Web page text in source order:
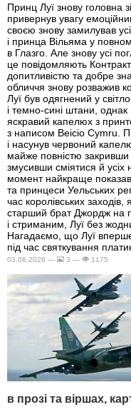
Принц Луї знову головна
привернув увагу
своєю знову замилував
і принца Вільяма у
в Глазго. Але знову усі
це повідомляють
допитливістю та добре
обличчя знову розважив
Луї був одягнений у
і темно-сині штани,
яскравий капелюх з
з написом Beicio Cymru.
і насунув червоний
майже повністю закривши
змусивши сміятися й
момент найкраще
та принцеси Уельських
час королівських
старший брат Джордж на
і стриманим, Луї без
Нагадаємо, що Луї
під час святкування
03.08.2026 — 3 — 1175
в прозі та віршах,